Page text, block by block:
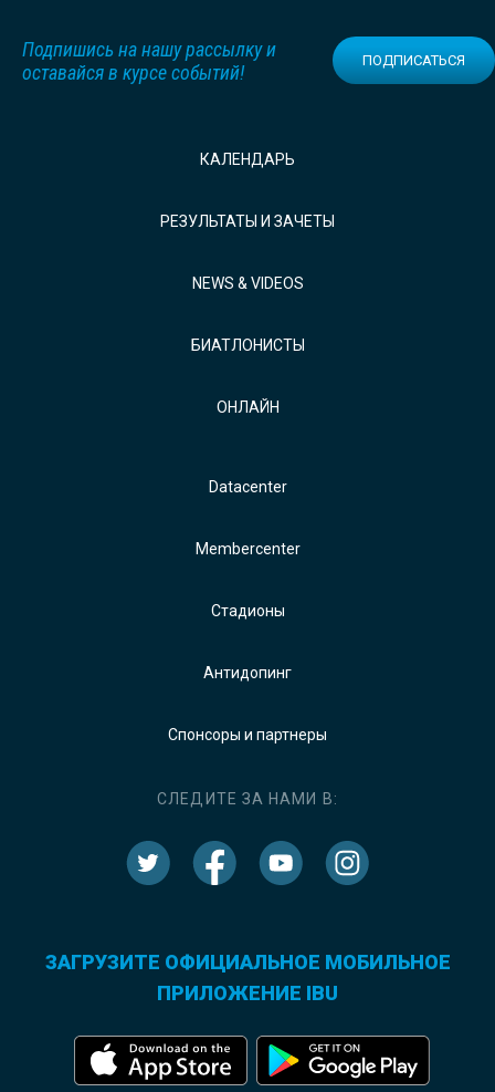
Подпишись на нашу рассылку и
оставайся в курсе событий!
ПОДПИСАТЬСЯ
КАЛЕНДАРЬ
РЕЗУЛЬТАТЫ И ЗАЧЕТЫ
NEWS & VIDEOS
БИАТЛОНИСТЫ
ОНЛАЙН
Datacenter
Membercenter
Стадионы
Антидопинг
Спонсоры и партнеры
СЛЕДИТЕ ЗА НАМИ В:
ЗАГРУЗИТЕ ОФИЦИАЛЬНОЕ МОБИЛЬНОЕ
ПРИЛОЖЕНИЕ IBU